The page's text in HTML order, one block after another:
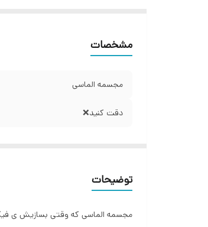
مشخصات
مجسمه الماسی
دقت کنید❌️
توضیحات
مجسمه الماسی که وقتی بسازیش ی